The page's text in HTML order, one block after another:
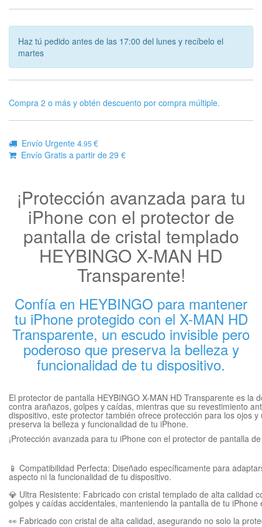
Haz tú pedido antes de las 17:00 del lunes y recíbelo el
martes
Compra 2 o más y obtén descuento por compra múltiple.
Envío Urgente 4.95 €
Envío Gratis a partir de 29 €
¡Protección avanzada para tu
iPhone con el protector de
pantalla de cristal templado
HEYBINGO X-MAN HD
Transparente!
Confía en HEYBINGO para mantener
tu iPhone protegido con el X-MAN HD
Transparente, un escudo invisible pero
poderoso que preserva la belleza y
funcionalidad de tu dispositivo.
El protector de pantalla HEYBINGO X-MAN HD Transparente es
contra arañazos, golpes y caídas, mientras que su revestimiento
dispositivo, este protector también ofrece protección para los ojos
preserva la belleza y funcionalidad de tu iPhone.
¡Protección avanzada para tu iPhone con el protector de pantalla
📱 Compatibilidad Perfecta: Diseñado específicamente para
aspecto ni la funcionalidad de tu dispositivo.
💎 Ultra Resistente: Fabricado con cristal templado de alta
golpes y caídas accidentales, manteniendo la pantalla de tu iPhone
👀 Fabricado con cristal de alta calidad, asegurando no solo la